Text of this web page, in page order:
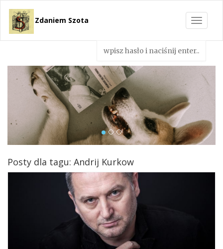
Toggle
Zdaniem Szota
Posty dla tagu: Andrij Kurkow